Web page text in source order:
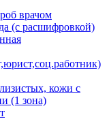
врачом
(с расшифровкой)
кожи с
(1 зона)